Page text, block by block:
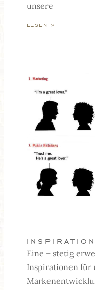
unsere
lesen »
Eine – stetig
Inspirationen für